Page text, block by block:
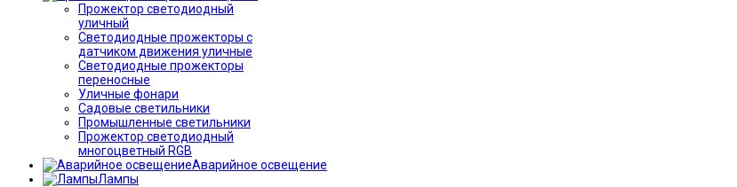
Прожектор светодиодный
уличный
Светодиодные прожекторы с
датчиком движения уличные
Светодиодные прожекторы
переносные
Уличные фонари
Садовые светильники
Промышленные светильники
Прожектор светодиодный
многоцветный RGB
Аварийное освещение
Лампы